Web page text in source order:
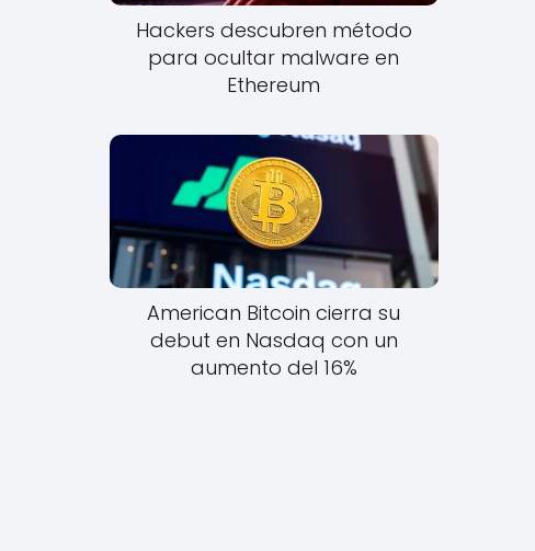
Hackers descubren método
para ocultar malware en
Ethereum
American Bitcoin cierra su
debut en Nasdaq con un
aumento del 16%